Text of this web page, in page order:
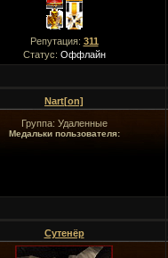
Репутация: 311
Статус: Оффлайн
Nart[on]
Группа: Удаленные
Медальки пользователя:
Сутенёр